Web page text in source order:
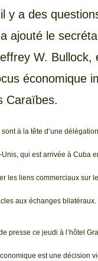
y a des
ajouté le
W. Bullock,
économique
Caraïbes.
à la tête d’une
qui est arrivée à Cuba
les liens commerciaux sur
aux échanges bilatéraux.
presse ce jeudi à l’hôtel
est une décision